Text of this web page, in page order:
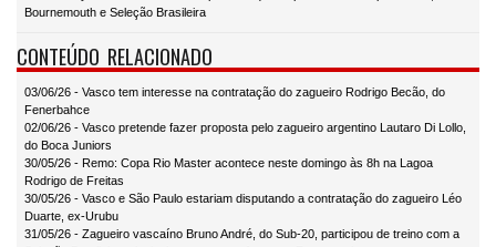
Bournemouth e Seleção Brasileira
CONTEÚDO RELACIONADO
03/06/26 - Vasco tem interesse na contratação do zagueiro Rodrigo Becão, do
Fenerbahce
02/06/26 - Vasco pretende fazer proposta pelo zagueiro argentino Lautaro Di Lollo,
do Boca Juniors
30/05/26 - Remo: Copa Rio Master acontece neste domingo às 8h na Lagoa
Rodrigo de Freitas
30/05/26 - Vasco e São Paulo estariam disputando a contratação do zagueiro Léo
Duarte, ex-Urubu
31/05/26 - Zagueiro vascaíno Bruno André, do Sub-20, participou de treino com a